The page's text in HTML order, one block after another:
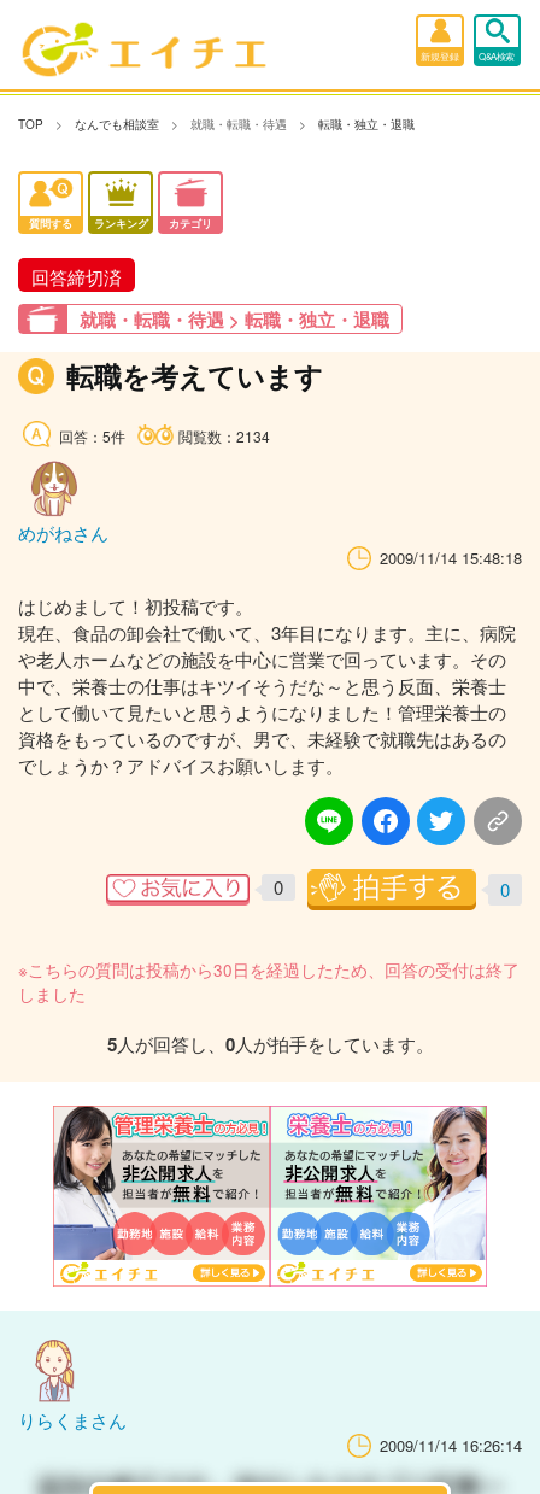
新規登録 Q&A検索
TOP なんでも相談室 就職・転職・待遇 転職・独立・退職
質問する ランキング カテゴリ
回答締切済
就職・転職・待遇 > 転職・独立・退職
転職を考えています
回答：5件 閲覧数：2134
めがねさん
2009/11/14 15:48:18
はじめまして！初投稿です。
現在、食品の卸会社で働いて、3年目になります。主に、病院
や老人ホームなどの施設を中心に営業で回っています。その
中で、栄養士の仕事はキツイそうだな～と思う反面、栄養士
として働いて見たいと思うようになりました！管理栄養士の
資格をもっているのですが、男で、未経験で就職先はあるの
でしょうか？アドバイスお願いします。
0 0
※こちらの質問は投稿から30日を経過したため、回答の受付は終了
しました
5人が回答し、 0人が拍手をしています。
りらくまさん
2009/11/14 16:26:14